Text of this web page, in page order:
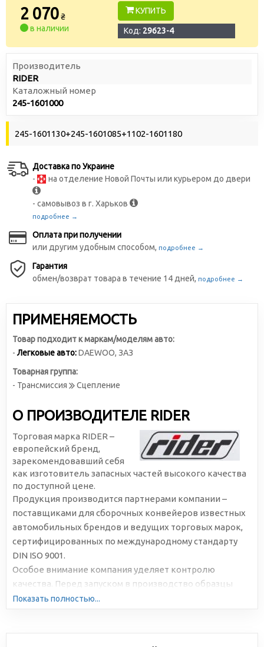
2 070₴
в наличии
КУПИТЬ
Код: 29623-4
Производитель
RIDER
Каталожный номер
245-1601000
245-1601130+245-1601085+1102-1601180
Доставка по Украине
-
на отделение Новой Почты или курьером до двери
- самовывоз в г. Харьков
подробнее →
Оплата при получении
или другим удобным способом, подробнее →
Гарантия
обмен/возврат товара в течение 14 дней, подробнее →
ПРИМЕНЯЕМОСТЬ
Товар подходит к маркам/моделям авто:
-Легковые авто:DAEWOO, ЗАЗ
Товарная группа:
- Трансмиссия
Сцепление
О ПРОИЗВОДИТЕЛЕ RIDER
Торговая марка RIDER –
европейский бренд,
зарекомендовавший себя
как изготовитель запасных частей высокого качества
по доступной цене.
Продукция производится партнерами компании –
поставщиками для сборочных конвейеров известных
автомобильных брендов и ведущих торговых марок,
сертифицированных по международному стандарту
DIN ISO 9001.
Особое внимание компания уделяет контролю
качества. Перед запуском в производство образцы
подвергаются многократному и всестороннему
Показать полностью...